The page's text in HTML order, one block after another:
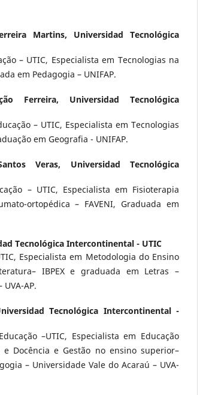
Martins, Universidad Tecnológica
– UTIC, Especialista em Tecnologias na
em Pedagogia – UNIFAP.
Ferreira, Universidad Tecnológica
– UTIC, Especialista em Tecnologias
em Geografia - UNIFAP.
Veras, Universidad Tecnológica
– UTIC, Especialista em Fisioterapia
ortopédica – FAVENI, Graduada em
Tecnológica Intercontinental - UTIC
Especialista em Metodologia do Ensino
IBPEX e graduada em Letras –
AP.
Tecnológica Intercontinental -
–UTIC, Especialista em Educação
e Docência e Gestão no ensino superior–
– Universidade Vale do Acaraú – UVA-